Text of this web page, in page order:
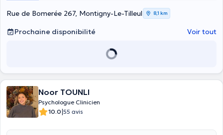
Rue de Bomerée 267, Montigny-Le-Tilleul 8,1 km
Prochaine disponibilité Voir tout
Noor TOUNLI
Psychologue Clinicien
10.0|55 avis